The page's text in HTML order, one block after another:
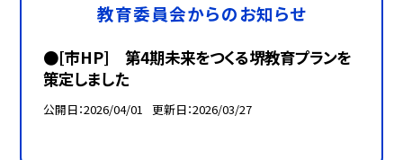
教育委員会からのお知らせ
●[市HP] 第4期未来をつくる堺教育プランを
策定しました
公開日 2026/04/01 更新日 2026/03/27